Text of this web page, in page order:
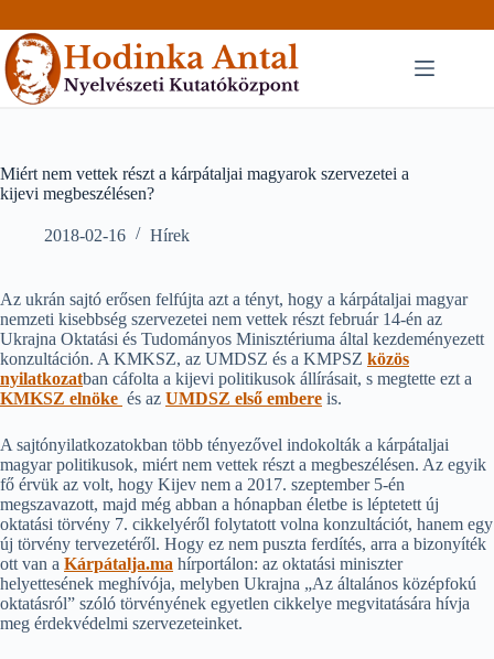
to
content
Miért nem vettek részt a kárpátaljai magyarok szervezetei a
kijevi megbeszélésen?
2018-02-16 Hírek
Az ukrán sajtó erősen felfújta azt a tényt, hogy a kárpátaljai magyar
nemzeti kisebbség szervezetei nem vettek részt február 14-én az
Ukrajna Oktatási és Tudományos Minisztériuma által kezdeményezett
konzultáción. A KMKSZ, az UMDSZ és a KMPSZ közös
nyilatkozatban cáfolta a kijevi politikusok állírásait, s megtette ezt a
KMKSZ elnöke és az UMDSZ első embere is.
A sajtónyilatkozatokban több tényezővel indokolták a kárpátaljai
magyar politikusok, miért nem vettek részt a megbeszélésen. Az egyik
fő érvük az volt, hogy Kijev nem a 2017. szeptember 5-én
megszavazott, majd még abban a hónapban életbe is léptetett új
oktatási törvény 7. cikkelyéről folytatott volna konzultációt, hanem egy
új törvény tervezetéről. Hogy ez nem puszta ferdítés, arra a bizonyíték
ott van a Kárpátalja.ma hírportálon: az oktatási miniszter
helyettesének meghívója, melyben Ukrajna „Az általános középfokú
oktatásról” szóló törvényének egyetlen cikkelye megvitatására hívja
meg érdekvédelmi szervezeteinket.